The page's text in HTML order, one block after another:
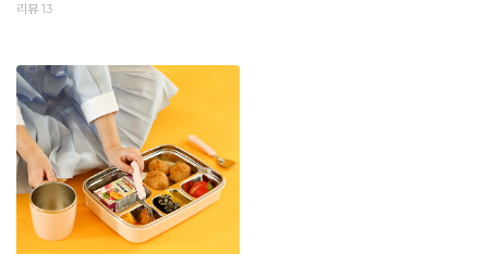
리뷰 13